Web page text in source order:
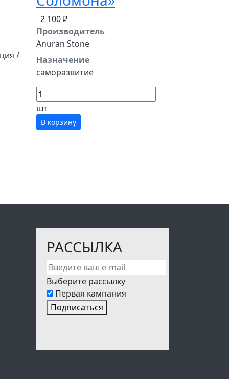
/
2 100 ₽
Производитель
Anuran Stone
Назначение
саморазвитие
шт
В корзину
РАССЫЛКА
Выберите рассылку
Первая кампания
Подписаться